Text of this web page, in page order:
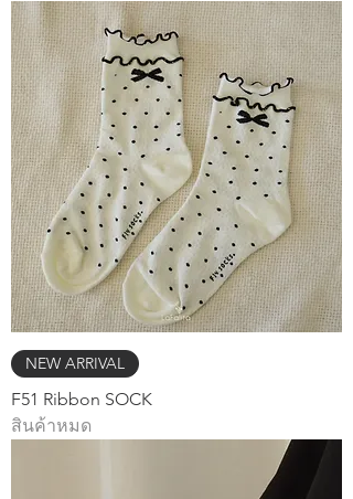
NEW ARRIVAL
F51 Ribbon SOCK
สินค้าหมด